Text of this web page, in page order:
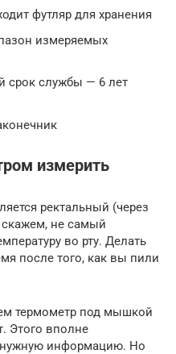
футляр для хранения
измеряемых
срок службы — 6 лет
измерить
ректальный (через
не самый
во рту. Делать
после того, как вы пили
термометр под мышкой
Этого вполне
нужную информацию. Но